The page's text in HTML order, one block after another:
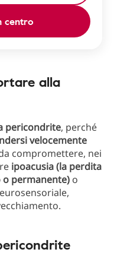
centro
alla
pericondrite, perché
velocemente
compromettere, nei
ipoacusia (la perdita
o permanente) o